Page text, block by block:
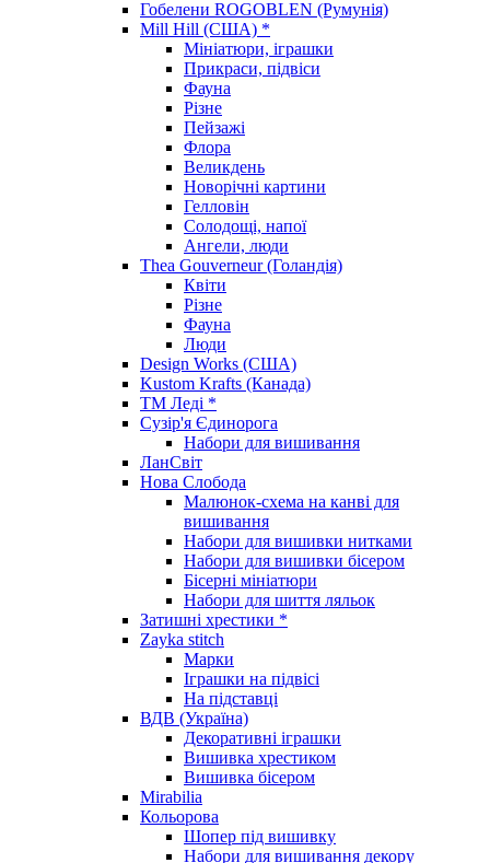
Гобелени ROGOBLEN (Румунія)
Mill Hill (США) *
Мініатюри, іграшки
Прикраси, підвіси
Фауна
Різне
Пейзажі
Флора
Великдень
Новорічні картини
Гелловін
Солодощі, напої
Ангели, люди
Thea Gouverneur (Голандія)
Квіти
Різне
Фауна
Люди
Design Works (США)
Kustom Krafts (Канада)
ТМ Леді *
Сузір'я Єдинорога
Набори для вишивання
ЛанСвіт
Нова Слобода
Малюнок-схема на канві для
вишивання
Набори для вишивки нитками
Набори для вишивки бісером
Бісерні мініатюри
Набори для шиття ляльок
Затишні хрестики *
Zayka stitch
Марки
Іграшки на підвісі
На підставці
ВДВ (Україна)
Декоративні іграшки
Вишивка хрестиком
Вишивка бісером
Mirabilia
Кольорова
Шопер під вишивку
Набори для вишивання декору